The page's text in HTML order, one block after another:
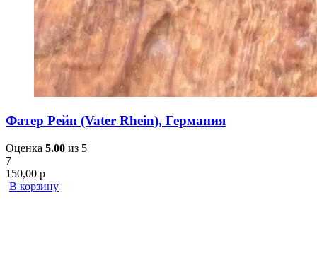
Фатер Рейн (Vater Rhein), Германия
Оценка 5.00 из 5
7
150,00 р
В корзину